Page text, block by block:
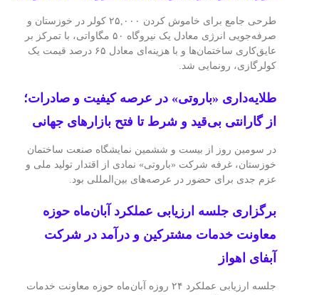
طرحی جامع برای خاموش کردن ۲۵,۰۰۰ کولر در خوزستان و
صرفه‌جویی انرژی معادل یک نیروگاه ۵۰ مگاواتی، با تمرکز بر
عایق‌کاری ساختمان‌ها و با هزینه‌ای معادل ۶۵ درصد قیمت یک
کولرگازی، رونمایی شد.
طلایه‌داری «باروتی» در عرصه کیفیت و صادرات؛
از گارانتی بی‌قید و شرط تا فتح بازارهای جهانی
در سومین روز از بیست و ششمین نمایشگاه صنعت ساختمان
خوزستان، غرفه شرکت «باروتی» نمادی از اقتدار تولید ملی و
عزم جدی برای حضور در عرصه‌های بین‌المللی بود.
برگزاری جلسه ارزیابی عملکرد آبان‌ماه حوزه
معاونت خدمات مشترکین و درآمد در شرکت
آبفای اهواز
جلسه ارزیابی عملکرد ۲۴ روزه آبان‌ماه حوزه معاونت خدمات